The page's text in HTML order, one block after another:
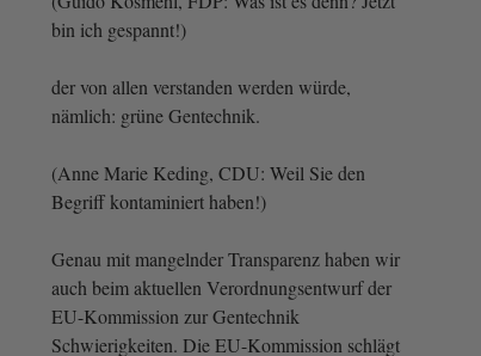
bin ich gespannt!)
der von allen verstanden werden würde,
nämlich: grüne Gentechnik.
(Anne Marie Keding, CDU: Weil Sie den
Begriff kontaminiert haben!)
Genau mit mangelnder Transparenz haben wir
auch beim aktuellen Verordnungsentwurf der
EU-Kommission zur Gentechnik
Schwierigkeiten. Die EU-Kommission schlägt